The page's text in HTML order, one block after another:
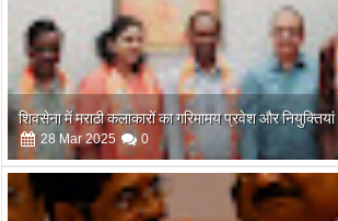
शिवसेना में मराठी कलाकारों का गरिमामय प्रवेश और नियुक्तियां
28 Mar 2025 0